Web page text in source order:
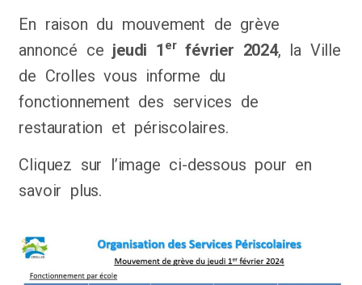
En raison du mouvement de grève
annoncé ce jeudi 1 erfévrier 2024, la Ville
de Crolles vous informe du
fonctionnement des services de
restauration et périscolaires.
Cliquez sur l’image ci-dessous pour en
savoir plus.